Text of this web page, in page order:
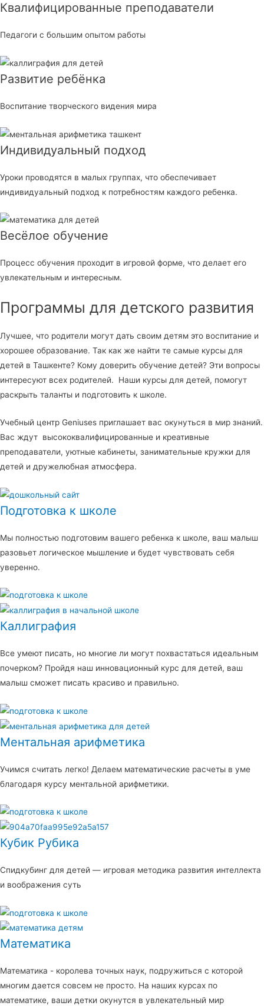
Квалифицированные преподаватели
Педагоги с большим опытом работы
Развитие ребёнка
Воспитание творческого видения мира
Индивидуальный подход
Уроки проводятся в малых группах, что обеспечивает
индивидуальный подход к потребностям каждого ребенка.
Весёлое обучение
Процесс обучения проходит в игровой форме, что делает его
увлекательным и интересным.
Программы для детского развития
Лучшее, что родители могут дать своим детям это воспитание и
хорошее образование. Так как же найти те самые курсы для
детей в Ташкенте? Кому доверить обучение детей? Эти вопросы
интересуют всех родителей. Наши курсы для детей, помогут
раскрыть таланты и подготовить к школе.
Учебный центр Geniuses приглашает вас окунуться в мир знаний.
Вас ждут высококвалифицированные и креативные
преподаватели, уютные кабинеты, занимательные кружки для
детей и дружелюбная атмосфера.
Подготовка к школе
Мы полностью подготовим вашего ребенка к школе, ваш малыш
разовьет логическое мышление и будет чувствовать себя
уверенно.
Каллиграфия
Все умеют писать, но многие ли могут похвастаться идеальным
почерком? Пройдя наш инновационный курс для детей, ваш
малыш сможет писать красиво и правильно.
Ментальная арифметика
Учимся считать легко! Делаем математические расчеты в уме
благодаря курсу ментальной арифметики.
Кубик Рубика
Спидкубинг для детей — игровая методика развития интеллекта
и воображения суть
Математика
Математика - королева точных наук, подружиться с которой
многим дается совсем не просто. На наших курсах по
математике, ваши детки окунутся в увлекательный мир